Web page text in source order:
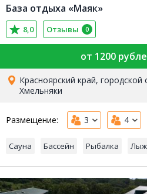
База отдыха «Маяк»
8,0 Отзывы 0
от 1200
Красноярский край, городской
Хмельняки
Размещение: 3 4
Сауна Бассейн Рыбалка